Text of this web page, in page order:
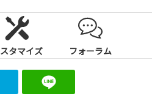
タマイズ フォーラム